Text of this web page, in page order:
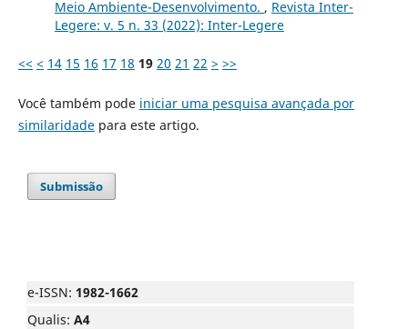
Meio Ambiente-Desenvolvimento. , Revista Inter-
Legere: v. 5 n. 33 (2022): Inter-Legere
<< < 14 15 16 17 18 19 20 21 22 > >>
Você também pode iniciar uma pesquisa avançada por
similaridadepara este artigo.
Submissão
e-ISSN: 1982-1662
Qualis: A4